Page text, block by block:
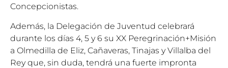
Concepcionistas.
Además, la Delegación de Juventud celebrará
durante los días 4, 5 y 6 su XX Peregrinación+Misión
a Olmedilla de Eliz, Cañaveras, Tinajas y Villalba del
Rey que, sin duda, tendrá una fuerte impronta